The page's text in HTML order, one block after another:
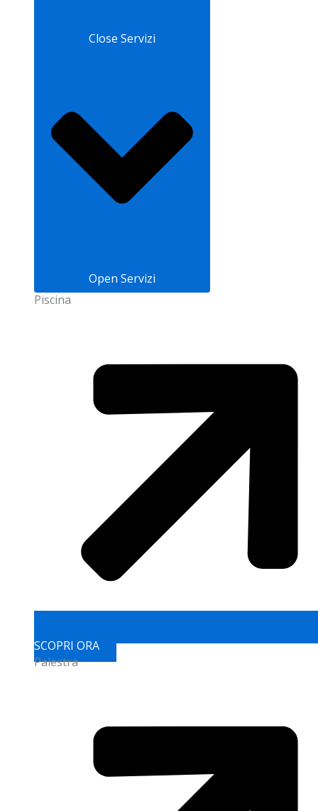
Close Servizi
Open Servizi
Piscina
SCOPRI ORA
Palestra